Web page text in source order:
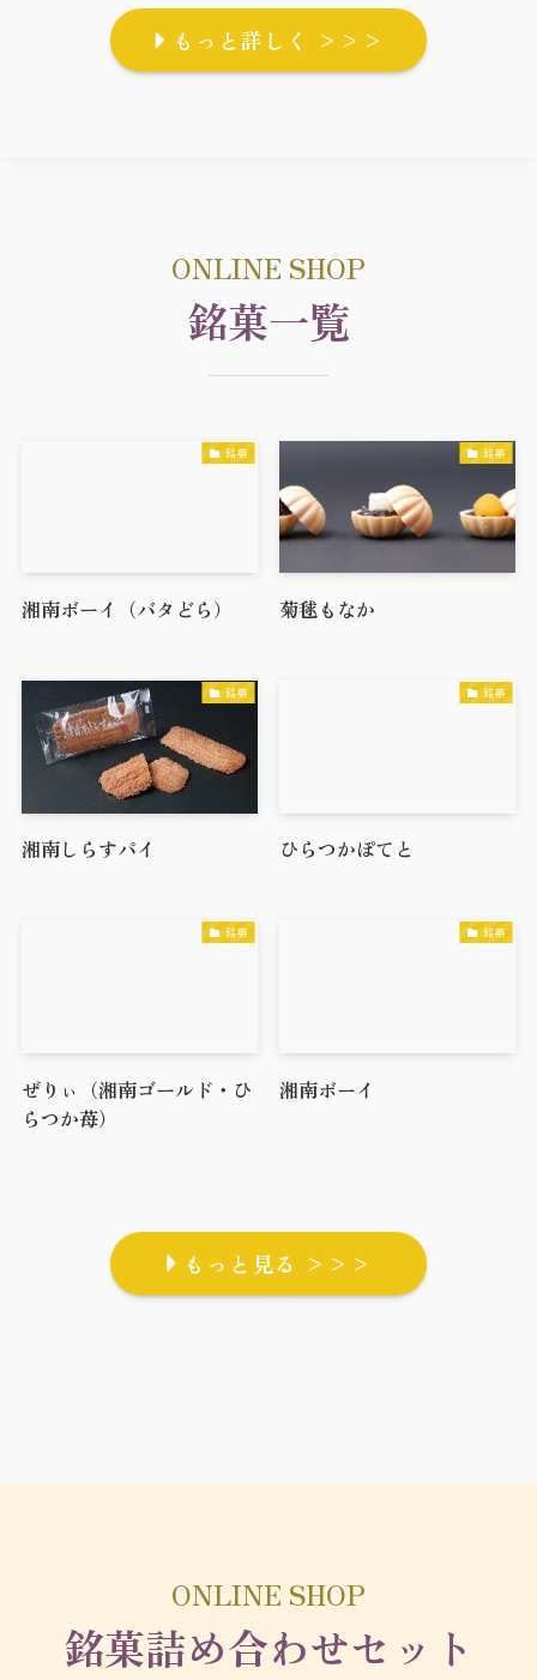
もっと詳しく >>>
ONLINE SHOP
銘菓一覧
銘菓
湘南ボーイ（バタどら）
銘菓
菊毬もなか
銘菓
湘南しらすパイ
銘菓
ひらつかぽてと
銘菓
ぜりぃ（湘南ゴールド・ひ
らつか苺）
銘菓
湘南ボーイ
もっと見る >>>
ONLINE SHOP
銘菓詰め合わせセット